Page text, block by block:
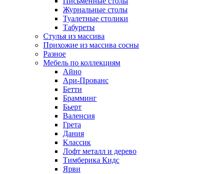
Журнальные столы
Туалетные столики
Табуреты
Стулья из массива
Прихожие из массива сосны
Разное
Мебель по коллекциям
Айно
Ари-Прованс
Бетти
Брамминг
Бьерт
Валенсия
Грета
Дания
Классик
Лофт металл и дерево
Тимберика Кидс
Ярви